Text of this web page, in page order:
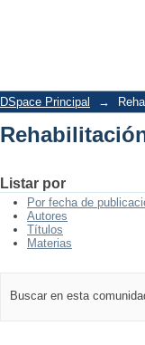
DSpace Principal →
Listar por
Por fecha de
Autores
Títulos
Materias
Buscar en esta